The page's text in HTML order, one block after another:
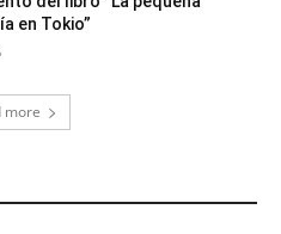
en Tokio”
more